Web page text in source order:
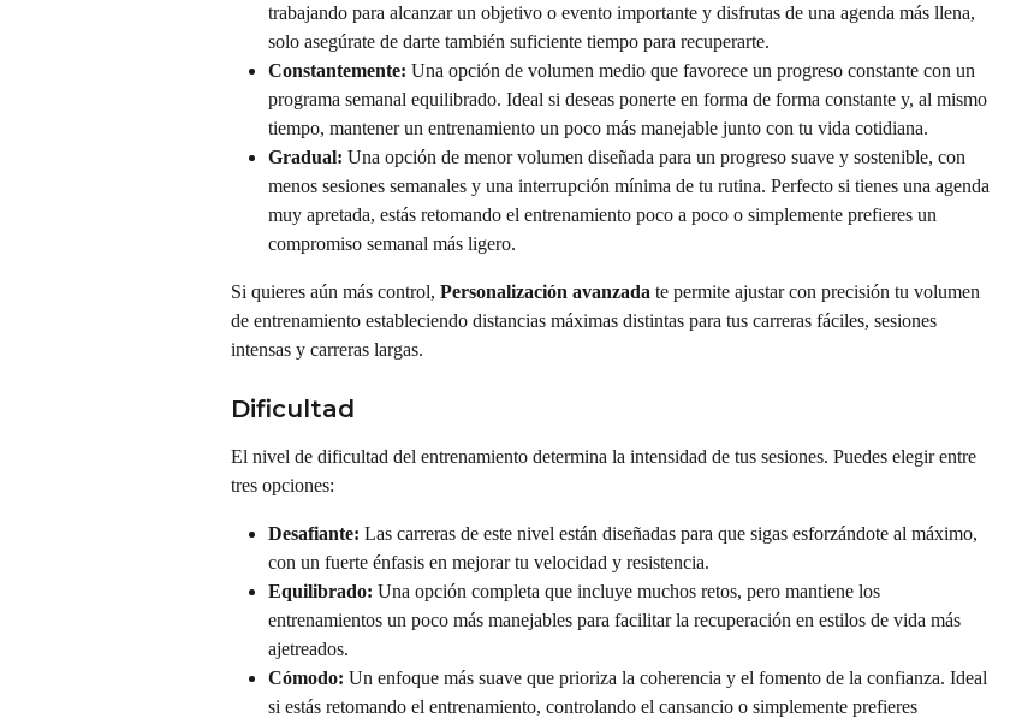
trabajando para alcanzar un objetivo o evento importante y disfrutas de una agenda más llena,
solo asegúrate de darte también suficiente tiempo para recuperarte.
Constantemente: Una opción de volumen medio que favorece un progreso constante con un
programa semanal equilibrado. Ideal si deseas ponerte en forma de forma constante y, al mismo
tiempo, mantener un entrenamiento un poco más manejable junto con tu vida cotidiana.
Gradual: Una opción de menor volumen diseñada para un progreso suave y sostenible, con
menos sesiones semanales y una interrupción mínima de tu rutina. Perfecto si tienes una agenda
muy apretada, estás retomando el entrenamiento poco a poco o simplemente prefieres un
compromiso semanal más ligero.
Si quieres aún más control, Personalización avanzada te permite ajustar con precisión tu volumen
de entrenamiento estableciendo distancias máximas distintas para tus carreras fáciles, sesiones
intensas y carreras largas.
Dificultad
El nivel de dificultad del entrenamiento determina la intensidad de tus sesiones. Puedes elegir entre
tres opciones:
Desafiante: Las carreras de este nivel están diseñadas para que sigas esforzándote al máximo,
con un fuerte énfasis en mejorar tu velocidad y resistencia.
Equilibrado: Una opción completa que incluye muchos retos, pero mantiene los
entrenamientos un poco más manejables para facilitar la recuperación en estilos de vida más
ajetreados.
Cómodo: Un enfoque más suave que prioriza la coherencia y el fomento de la confianza. Ideal
si estás retomando el entrenamiento, controlando el cansancio o simplemente prefieres